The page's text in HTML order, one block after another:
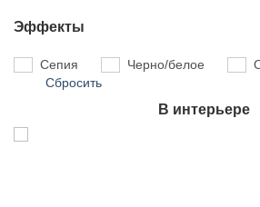
Эффекты
Сепия Черно/белое
Сбросить
В интерьере